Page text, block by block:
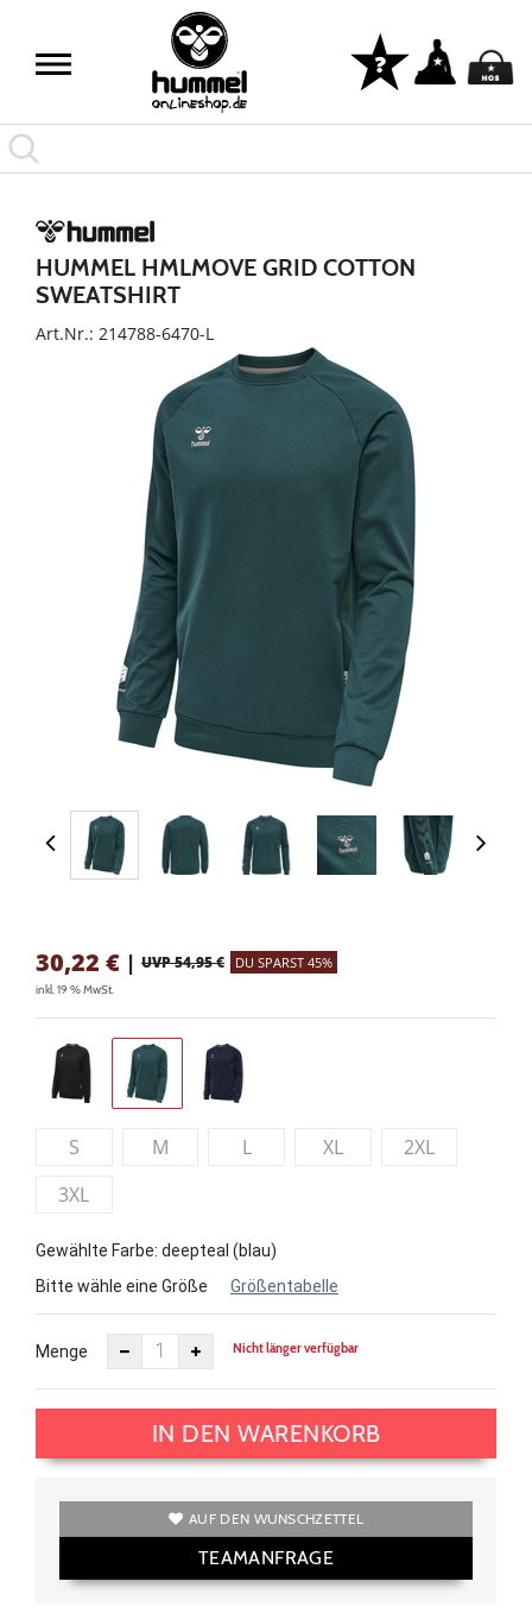
HUMMEL HMLMOVE GRID COTTON
SWEATSHIRT
Art.Nr.: 214788-6470-L
30,22 € | UVP 54,95 € DU SPARST 45%
inkl. 19 % MwSt.
S M L XL
2XL
3XL
Gewählte Farbe: deepteal (blau)
Bitte wähle eine Größe
Größentabelle
Menge Nicht länger verfügbar
IN DEN WARENKORB
AUF DEN WUNSCHZETTEL
TEAMANFRAGE